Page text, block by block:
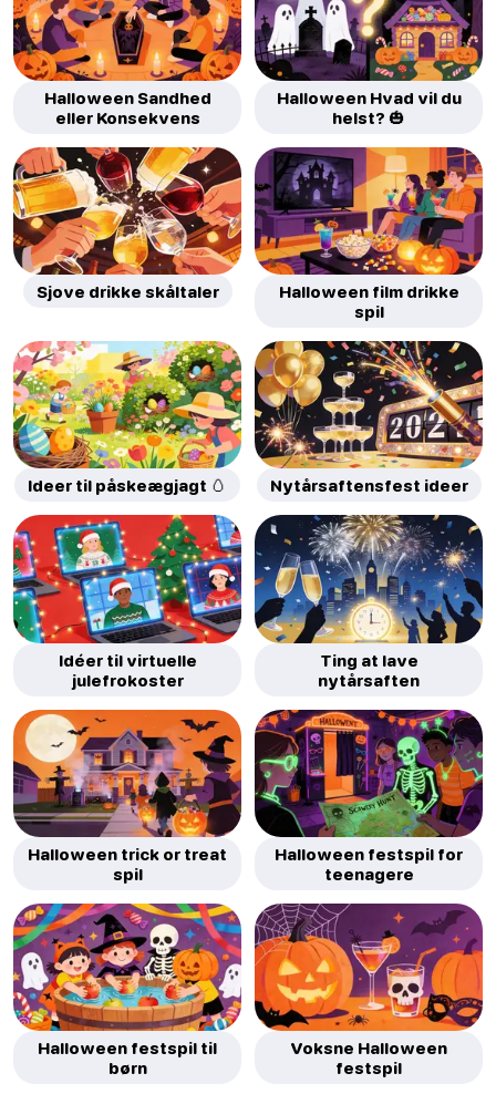
Halloween Sandhed
eller Konsekvens
Halloween Hvad vil du
helst? 🎃
Sjove drikke skåltaler
Halloween film drikke
spil
Ideer til påskeægjagt 🥚 Nytårsaftensfest ideer
Idéer til virtuelle
julefrokoster
Ting at lave
nytårsaften
Halloween trick or treat
spil
Halloween festspil for
teenagere
Halloween festspil til
børn
Voksne Halloween
festspil